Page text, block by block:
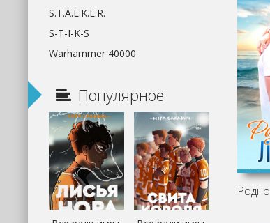
S.T.A.L.K.E.R.
S-T-I-K-S
Warhammer 40000
Популярное